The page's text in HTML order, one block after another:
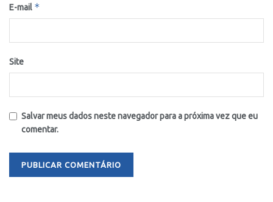
E-mail *
Site
Salvar meus dados neste navegador para a próxima vez que eu
comentar.